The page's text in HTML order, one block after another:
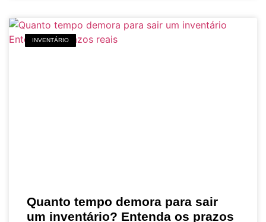
INVENTÁRIO
Quanto tempo demora para sair
um inventário? Entenda os prazos